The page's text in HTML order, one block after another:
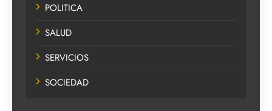
POLITICA
SALUD
SERVICIOS
SOCIEDAD